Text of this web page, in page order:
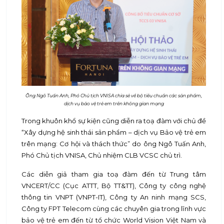
Ông Ngô Tuấn Anh, Phó Chủ tịch VNISA chia sẻ về bộ tiêu chuẩn các sản phẩm,
dịch vụ bảo vệ trẻ em trên không gian mạng
Trong khuôn khổ sự kiện cũng diễn ra toạ đàm với chủ đề
“Xây dựng hệ sinh thái sản phẩm – dịch vụ Bảo vệ trẻ em
trên mạng: Cơ hội và thách thức” do ông Ngô Tuấn Anh,
Phó Chủ tịch VNISA, Chủ nhiệm CLB VCSC chủ trì.
Các diễn giả tham gia toạ đàm đến từ Trung tâm
VNCERT/CC (Cục ATTT, Bộ TT&TT), Công ty công nghệ
thông tin VNPT (VNPT-IT), Công ty An ninh mạng SCS,
Công ty FPT Telecom cùng các chuyên gia trong lĩnh vực
bảo vệ trẻ em đến từ tổ chức World Vision Việt Nam và